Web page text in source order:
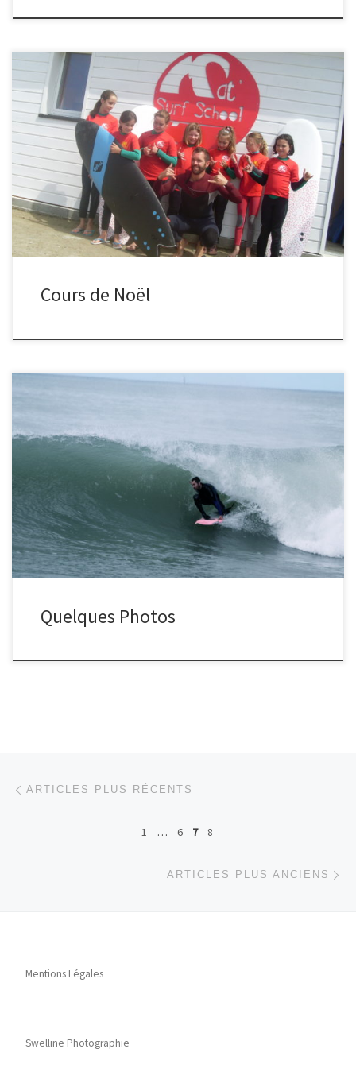
Les vacances approchent… alors n’attendez pas une minute de
plus pour réserver votre cours de surf!!! L’école propose de
l’initiation et des stages tous les jours des vacances. Au programme
des sensations, de la vague, et du fun! « surf is life » Infos
Réservation 06.20.90.14.11 mathieu.ropartz@live.fr
Cours de Noël
Photos des Cours de Surf à la Mat Surf School
Quelques Photos
Navigation dans les articles
ARTICLES PLUS RÉCENTS
1 … 6 7 8
ARTICLES PLUS ANCIENS
Mentions Légales
Swelline Photographie